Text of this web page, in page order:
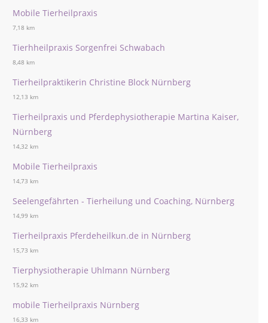
Mobile Tierheilpraxis
7,18 km
Tierhheilpraxis Sorgenfrei Schwabach
8,48 km
Tierheilpraktikerin Christine Block Nürnberg
12,13 km
Tierheilpraxis und Pferdephysiotherapie Martina Kaiser,
Nürnberg
14,32 km
Mobile Tierheilpraxis
14,73 km
Seelengefährten - Tierheilung und Coaching, Nürnberg
14,99 km
Tierheilpraxis Pferdeheilkun.de in Nürnberg
15,73 km
Tierphysiotherapie Uhlmann Nürnberg
15,92 km
mobile Tierheilpraxis Nürnberg
16,33 km